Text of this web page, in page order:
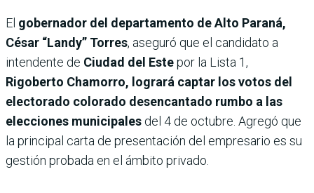
El gobernador del departamento de Alto Paraná,
César “Landy” Torres, aseguró que el candidato a
intendente de Ciudad del Estepor la Lista 1,
Rigoberto Chamorro, logrará captar los votos del
electorado colorado desencantado rumbo a las
elecciones municipales del 4 de octubre. Agregó que
la principal carta de presentación del empresario es su
gestión probada en el ámbito privado.